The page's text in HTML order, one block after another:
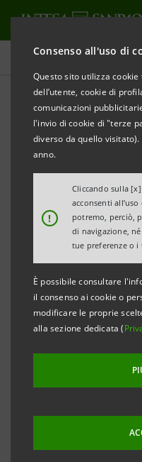
Consenso all'uso di
Questo sito utilizza
dell’utente, cookie di
comunicazioni
l'invio di cookie di "terze
diverso da quello
anno.
!
Cliccando sulla
acconsenti
potremo, perciò,
di navigazione,
tue preferenze o
È possibile consultare
il consenso ai cookie o
modificare le proprie
alla sezione dedicata (
Comunicati stampa
STAMPA AGGIORNA
INTESA SANPAOLO
TERZA SETTIMANA
DI AZIONI PROPRIE
PERMUTA PER
Torino, Milano, 22
concluso venerdì
settimana del
proprie ordinarie a
l'acquisizione del
dall’Assemblea
al mercato nel